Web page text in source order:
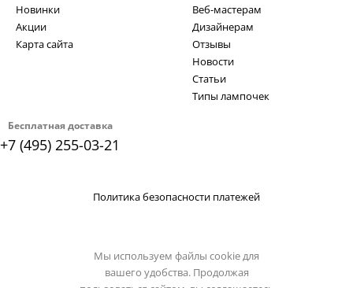
Бесплатная доставка
+7 (495) 255-03-21
Новинки
Акции
Карта сайта
Веб-мастерам
Дизайнерам
Отзывы
Новости
Статьи
Типы лампочек
Политика безопасности платежей
Мы используем файлы cookie для
вашего удобства. Продолжая